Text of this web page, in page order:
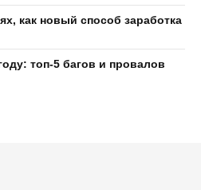
как новый способ заработка
топ-5 багов и провалов